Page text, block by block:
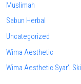
Muslimah
Sabun Herbal
Uncategorized
Wima Aesthetic
Wima Aesthetic Syar'i